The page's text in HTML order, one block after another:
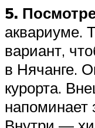
5.
аквариуме.
вариант,
в Нячанге.
курорта.
напоминает